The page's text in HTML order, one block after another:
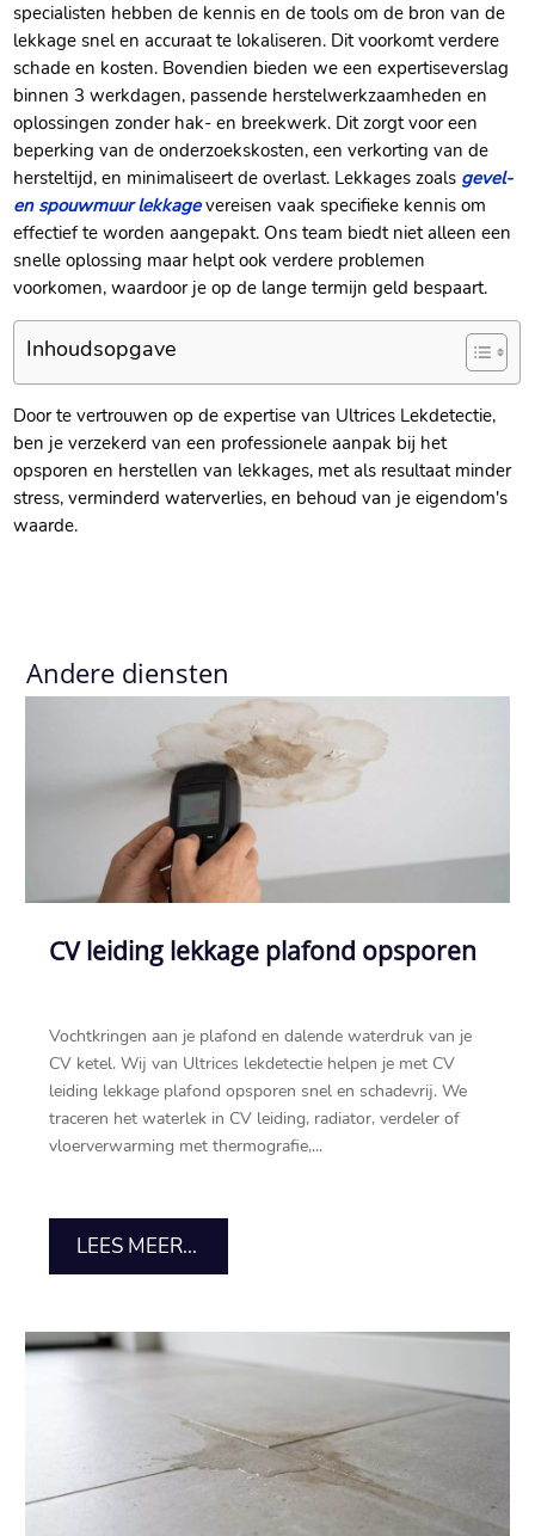
specialisten hebben de kennis en de tools om de bron van de
lekkage snel en accuraat te lokaliseren. Dit voorkomt verdere
schade en kosten. Bovendien bieden we een expertiseverslag
binnen 3 werkdagen, passende herstelwerkzaamheden en
oplossingen zonder hak- en breekwerk. Dit zorgt voor een
beperking van de onderzoekskosten, een verkorting van de
hersteltijd, en minimaliseert de overlast. Lekkages zoals gevel-
en spouwmuur lekkagevereisen vaak specifieke kennis om
effectief te worden aangepakt. Ons team biedt niet alleen een
snelle oplossing maar helpt ook verdere problemen
voorkomen, waardoor je op de lange termijn geld bespaart.
Inhoudsopgave
Door te vertrouwen op de expertise van Ultrices Lekdetectie,
ben je verzekerd van een professionele aanpak bij het
opsporen en herstellen van lekkages, met als resultaat minder
stress, verminderd waterverlies, en behoud van je eigendom's
waarde.
Andere diensten
CV leiding lekkage plafond opsporen
Vochtkringen aan je plafond en dalende waterdruk van je
CV ketel.​ Wij van Ultrices lekdetectie helpen je met CV
leiding lekkage plafond opsporen snel en schadevrij.​ We
traceren het waterlek in CV leiding, radiator, verdeler of
vloerverwarming met thermografie,...
LEES MEER...